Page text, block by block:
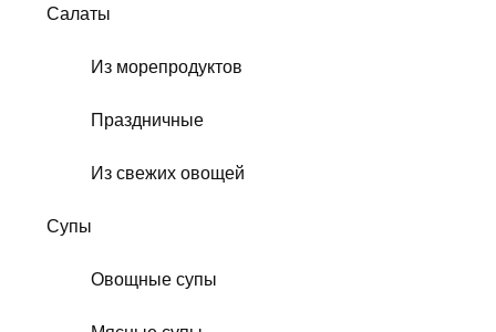
Салаты
Из морепродуктов
Праздничные
Из свежих овощей
Супы
Овощные супы